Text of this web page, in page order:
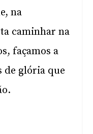
na
caminhar na
façamos a
de glória que